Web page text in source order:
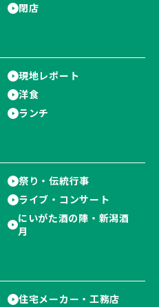
閉店
現地レポート
洋食
ランチ
祭り・伝統行事
ライブ・コンサート
にいがた酒の陣・新潟酒
月
住宅メーカー・工務店